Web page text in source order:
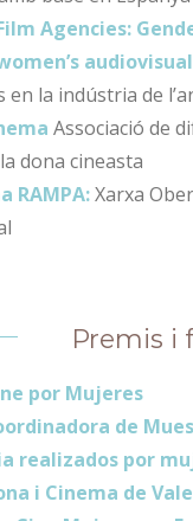
Agencies:
en la indústria de
Associació de
dona cineasta
RAMPA:Xarxa
Premis i
por Mujeres
de
realizados por
i Cinema de